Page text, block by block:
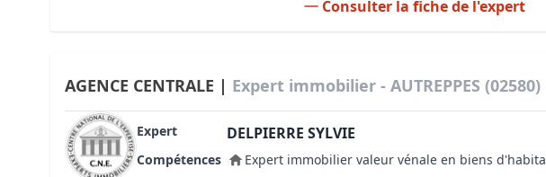
Consulter la fiche de l'expert
AGENCE CENTRALE | Expert immobilier - AUTREPPES (02580)
Expert DELPIERRE SYLVIE
Compétences Expert immobilier valeur vénale en biens